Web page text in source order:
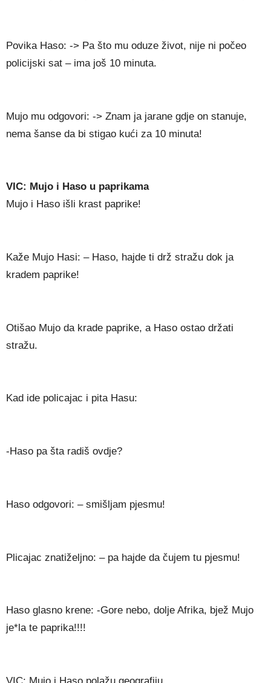
Povika Haso: -> Pa što mu oduze život, nije ni počeo
policijski sat – ima još 10 minuta.
Mujo mu odgovori: -> Znam ja jarane gdje on stanuje,
nema šanse da bi stigao kući za 10 minuta!
VIC: Mujo i Haso u paprikama
Mujo i Haso išli krast paprike!
Kaže Mujo Hasi: – Haso, hajde ti drž stražu dok ja
kradem paprike!
Otišao Mujo da krade paprike, a Haso ostao držati
stražu.
Kad ide policajac i pita Hasu:
-Haso pa šta radiš ovdje?
Haso odgovori: – smišljam pjesmu!
Plicajac znatiželjno: – pa hajde da čujem tu pjesmu!
Haso glasno krene: -Gore nebo, dolje Afrika, bjež Mujo
je*la te paprika!!!!